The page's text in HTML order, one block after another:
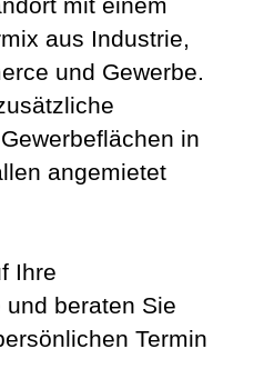
mit einem
aus Industrie,
und Gewerbe.
in
angemietet
Ihre
beraten Sie
Termin